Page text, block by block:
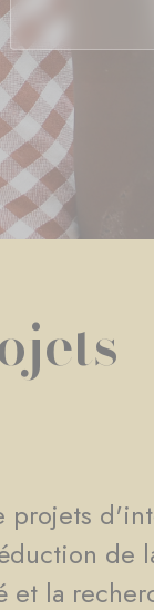
projets
de
et la